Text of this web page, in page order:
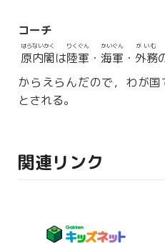
コーチ
原内閣
はらないかく
は陸軍
りくぐん
・ 海軍
かいぐん
・ 外務
がいむ
からえらんだので，わが国
とされる。
関連リンク